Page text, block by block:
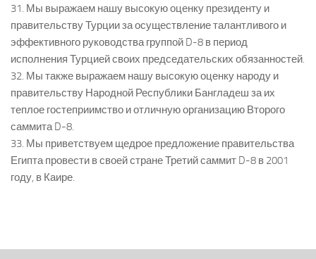
31. Мы выражаем нашу высокую оценку президенту и
правительству Турции за осуществление талантливого и
эффективного руководства группой D-8 в период
исполнения Турцией своих председательских обязанностей.
32. Мы также выражаем нашу высокую оценку народу и
правительству Народной Республики Бангладеш за их
теплое гостеприимство и отличную организацию Второго
саммита D-8.
33. Мы приветствуем щедрое предложение правительства
Египта провести в своей стране Третий саммит D-8 в 2001
году, в Каире.